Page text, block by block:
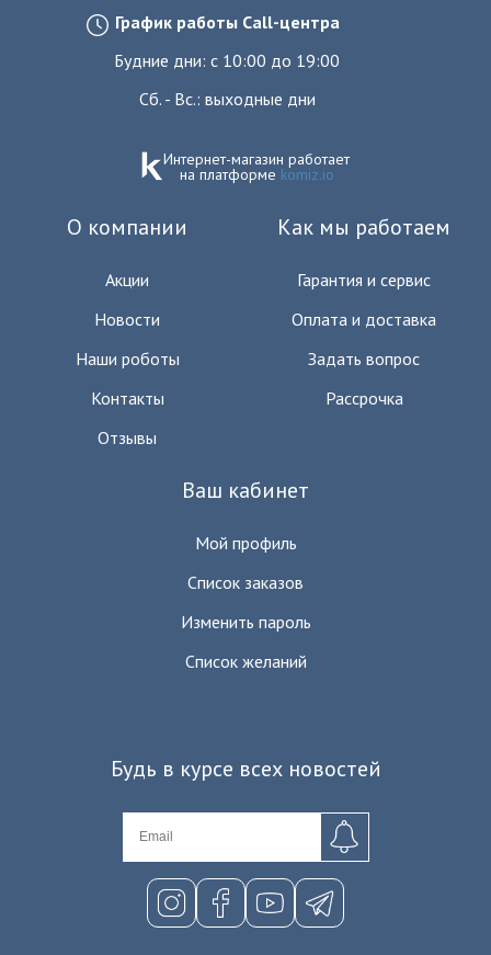
падения. Они
достаточно устойчивы и надежны в плане своей долговечной
работы. Существует множество моделей с различными
размерами и комплектацией.
Правильный выбор стоек для звуковых инструментов - залог
В нашем интернет-магазине можно купить стойки для звука по
конкурентноспособным ценам. Мы доставляем приобретенную
График работы Call-центра
Будние дни: с 10:00 до 19:00
Сб. - Вс.: выходные дни
Интернет-магазин работает
на платформе komiz.io
О компании
Акции
Новости
Наши роботы
Контакты
Отзывы
Как мы работаем
Гарантия и сервис
Оплата и доставка
Задать вопрос
Рассрочка
Ваш кабинет
Мой профиль
Список заказов
Изменить пароль
Список желаний
Будь в курсе всех новостей